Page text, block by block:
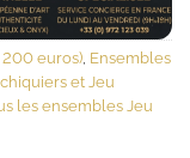
euros), Ensembles
et Jeu
les ensembles Jeu